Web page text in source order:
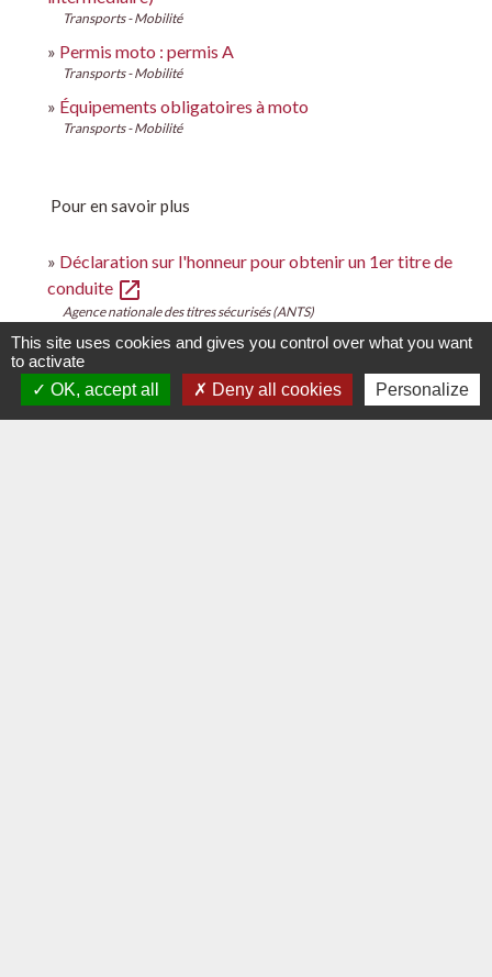
Transports - Mobilité
Permis moto : permis A
Transports - Mobilité
Équipements obligatoires à moto
Transports - Mobilité
Pour en savoir plus
Déclaration sur l'honneur pour obtenir un 1er titre de
conduite open_in_new
Agence nationale des titres sécurisés (ANTS)
Contrat type de l'enseignement de la conduite open_in_new
Legifrance
Prendre rendez-vous en ligne pour l'épreuve pratique
This site uses cookies and gives you control over what you want
to activate
OK, accept all
Deny all cookies Personalize